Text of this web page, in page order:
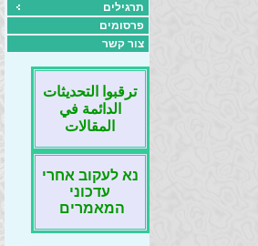
תרגילים
פרסומים
צור קשר
ترقبوا التحديثات
الدائمة في
المقالات
נא לעקוב אחרי
עדכוני
המאמרים